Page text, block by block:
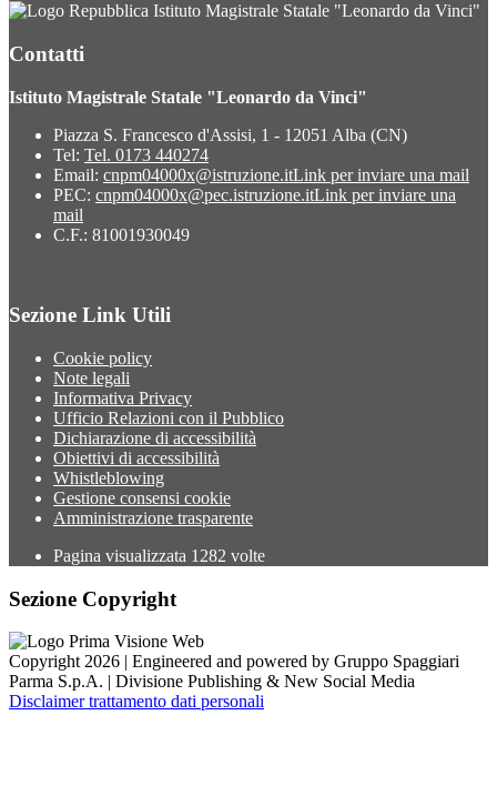
Istituto Magistrale Statale "Leonardo da Vinci"
Contatti
Istituto Magistrale Statale "Leonardo da Vinci"
Piazza S. Francesco d'Assisi, 1 - 12051 Alba (CN)
Tel: Tel. 0173 440274
Email: cnpm04000x@istruzione.itLink per inviare una mail
PEC: cnpm04000x@pec.istruzione.itLink per inviare una
mail
C.F.: 81001930049
Sezione Link Utili
Cookie policy
Note legali
Informativa Privacy
Ufficio Relazioni con il Pubblico
Dichiarazione di accessibilità
Obiettivi di accessibilità
Whistleblowing
Gestione consensi cookie
Amministrazione trasparente
Pagina visualizzata 1282 volte
Sezione Copyright
Copyright 2026 | Engineered and powered by Gruppo Spaggiari
Parma S.p.A. | Divisione Publishing & New Social Media
Disclaimer trattamento dati personali